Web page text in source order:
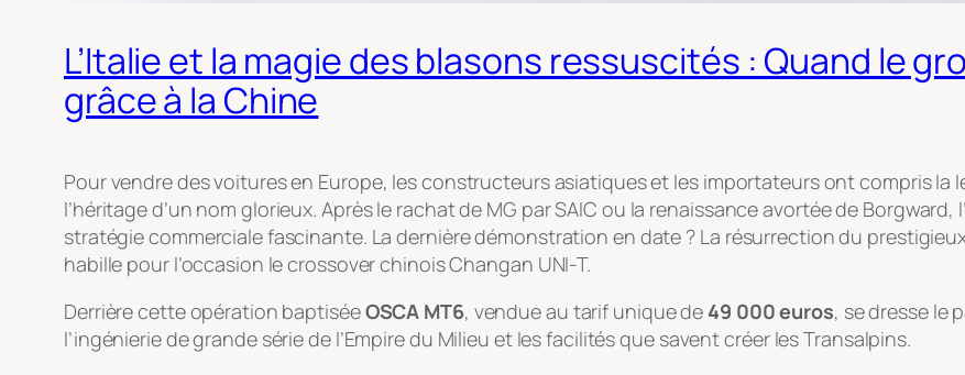
L’Italie et la magie des blasons ressuscités : Quand le
grâce à la Chine
Pour vendre des voitures en Europe, les constructeurs asiatiques et les importateurs ont compris la
l’héritage d’un nom glorieux. Après le rachat de MG par SAIC ou la renaissance avortée de
stratégie commerciale fascinante. La dernière démonstration en date ? La résurrection du
habille pour l’occasion le crossover chinois Changan UNI-T.
Derrière cette opération baptiséeOSCA MT6, vendue au tarif unique de 49 000 euros, se dresse le
l’ingénierie de grande série de l’Empire du Milieu et les facilités que savent créer les Transalpins.